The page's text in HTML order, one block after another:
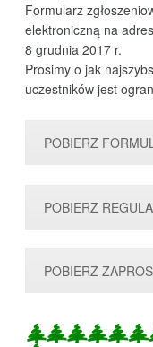
Formularz
elektroniczną na
8 grudnia 2017 r.
Prosimy o jak
uczestników jest
POBIERZ
POBIERZ
POBIERZ